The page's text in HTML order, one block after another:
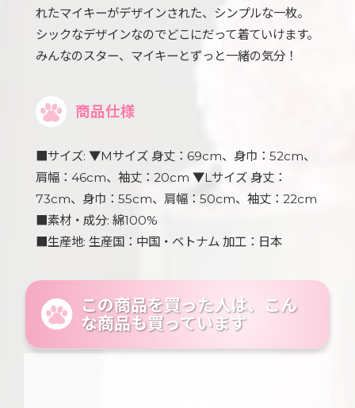
れたマイキーがデザインされた、シンプルな一枚。
シックなデザインなのでどこにだって着ていけます。
みんなのスター、マイキーとずっと一緒の気分！
商品仕様
■サイズ: ▼Mサイズ 身丈：69cm、身巾：52cm、
肩幅：46cm、袖丈：20cm ▼Lサイズ 身丈：
73cm、身巾：55cm、肩幅：50cm、袖丈：22cm
■素材・成分: 綿100%
■生産地: 生産国：中国・ベトナム 加工：日本
この商品を買った人は、こん
な商品も買っています